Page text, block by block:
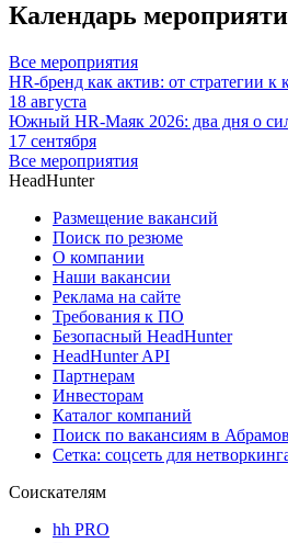
Календарь
Все мероприятия
HR-бренд как актив: от стратегии
18 августа
Южный HR-Маяк 2026: два дня о
17 сентября
Все мероприятия
HeadHunter
Размещение вакансий
Поиск по резюме
О компании
Наши вакансии
Реклама на сайте
Требования к ПО
Безопасный HeadHunter
HeadHunter API
Партнерам
Инвесторам
Каталог компаний
Поиск по вакансиям в
Сетка: соцсеть для
Соискателям
hh PRO